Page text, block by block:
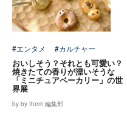
#エンタメ #カルチャー
おいしそう？それとも可愛い？
焼きたての香りが漂いそうな
「ミニチュアベーカリー」の世
界展
by by them 編集部